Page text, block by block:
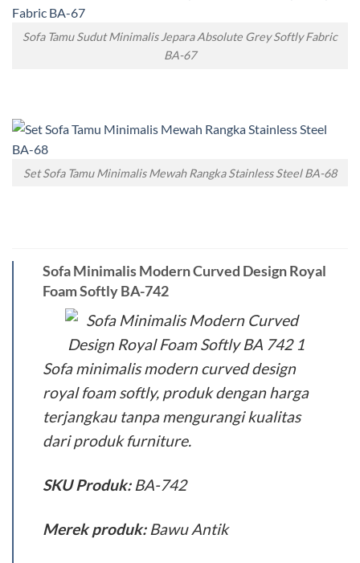
Sofa Tamu Sudut Minimalis Jepara Absolute Grey Softly Fabric
BA-67
Set Sofa Tamu Minimalis Mewah Rangka Stainless Steel BA-68
Sofa Minimalis Modern Curved Design Royal
Foam Softly BA-742
Sofa minimalis modern curved design
royal foam softly, produk dengan harga
terjangkau tanpa mengurangi kualitas
dari produk furniture.
SKU Produk: BA-742
Merek produk: Bawu Antik